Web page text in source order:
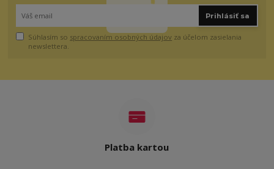
Prihlásiť sa
Súhlasím so spracovaním osobných údajov za účelom zasielania
newslettera.
Platba kartou